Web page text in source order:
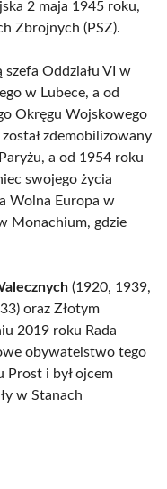
2 maja 1945 roku,
Zbrojnych (PSZ).
Oddziału VI w
w Lubece, a od
Okręgu Wojskowego
zdemobilizowany
a od 1954 roku
swojego życia
Wolna Europa w
Monachium, gdzie
(1920, 1939,
oraz Złotym
2019 roku Rada
obywatelstwo tego
Prost i był ojcem
w Stanach